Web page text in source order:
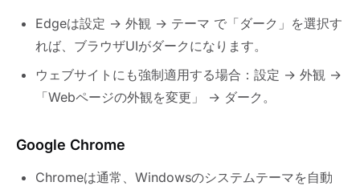
Edgeは設定 → 外観 → テーマ で「ダーク」を選択す
れば、ブラウザUIがダークになります。
ウェブサイトにも強制適用する場合：設定 → 外観 →
「Webページの外観を変更」 → ダーク。
Google Chrome
Chromeは通常、Windowsのシステムテーマを自動